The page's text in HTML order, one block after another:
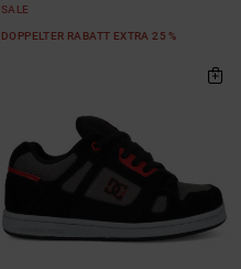
SALE
DOPPELTER RABATT EXTRA 25 %